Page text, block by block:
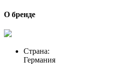
О бренде
Страна:
Германия